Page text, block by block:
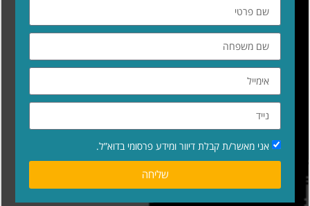
אני מאשר/ת קבלת דיוור ומידע פרסומי בדוא”ל.
שליחה